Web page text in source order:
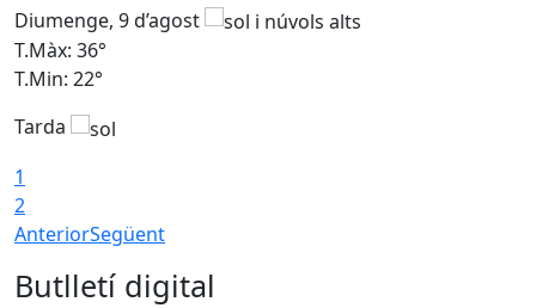
Diumenge, 9 d’agost
T.Màx: 36°
T.Min: 22°
Tarda
1
2
AnteriorSegüent
Butlletí digital